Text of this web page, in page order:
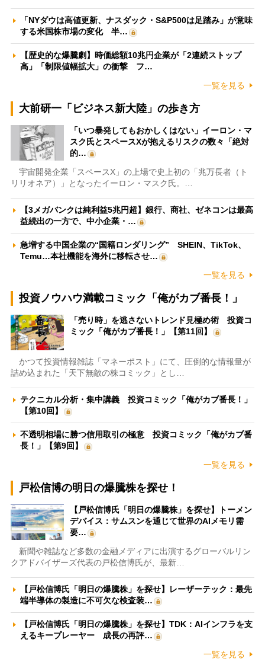
「NYダウは高値更新、ナスダック・S&P500は足踏み」が意味
する米国株市場の変化 半…
【歴史的な爆騰劇】時価総額10兆円企業が「2連続ストップ
高」「制限値幅拡大」の衝撃 フ…
一覧を見る
大前研一「ビジネス新大陸」の歩き方
「いつ暴発してもおかしくはない」イーロン・マ
スク氏とスペースXが抱えるリスクの数々「絶対
的…
宇宙開発企業「スペースX」の上場で史上初の「兆万長者（ト
リリオネア）」となったイーロン・マスク氏。…
【3メガバンクは純利益5兆円超】銀行、商社、ゼネコンは最高
益続出の一方で、中小企業・…
急増する中国企業の“国籍ロンダリング” SHEIN、TikTok、
Temu…本社機能を海外に移転させ…
一覧を見る
投資ノウハウ満載コミック「俺がカブ番長！」
「売り時」を逃さないトレンド見極め術 投資コ
ミック「俺がカブ番長！」【第11回】
かつて投資情報雑誌「マネーポスト」にて、圧倒的な情報量が
詰め込まれた「天下無敵の株コミック」とし…
テクニカル分析・集中講義 投資コミック「俺がカブ番長！」
【第10回】
不透明相場に勝つ信用取引の極意 投資コミック「俺がカブ番
長！」【第9回】
一覧を見る
戸松信博の明日の爆騰株を探せ！
【戸松信博氏「明日の爆騰株」を探せ】トーメン
デバイス：サムスンを通じて世界のAIメモリ需
要…
新聞や雑誌など多数の金融メディアに出演するグローバルリン
クアドバイザーズ代表の戸松信博氏が、最新…
【戸松信博氏「明日の爆騰株」を探せ】レーザーテック：最先
端半導体の製造に不可欠な検査装…
【戸松信博氏「明日の爆騰株」を探せ】TDK：AIインフラを支
えるキープレーヤー 成長の再評…
一覧を見る